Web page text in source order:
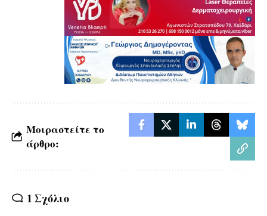
Μοιραστείτε το
άρθρο:
1 Σχόλιο